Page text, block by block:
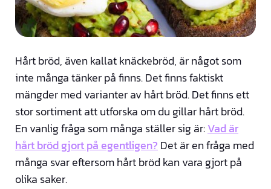
Hårt bröd, även kallat knäckebröd, är något som
inte många tänker på finns. Det finns faktiskt
mängder med varianter av hårt bröd. Det finns ett
stor sortiment att utforska om du gillar hårt bröd.
En vanlig fråga som många ställer sig är:Vad är
hårt bröd gjort på egentligen? Det är en fråga med
många svar eftersom hårt bröd kan vara gjort på
olika saker.